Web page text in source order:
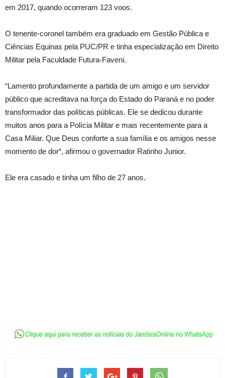
em 2017, quando ocorreram 123 voos.
O tenente-coronel também era graduado em Gestão Pública e
Ciências Equinas pela PUC/PR e tinha especialização em Direito
Militar pela Faculdade Futura-Faveni.
“Lamento profundamente a partida de um amigo e um servidor
público que acreditava na força do Estado do Paraná e no poder
transformador das políticas públicas. Ele se dedicou durante
muitos anos para a Polícia Militar e mais recentemente para a
Casa Miliar. Que Deus conforte a sua família e os amigos nesse
momento de dor“, afirmou o governador Ratinho Junior.
Ele era casado e tinha um filho de 27 anos.